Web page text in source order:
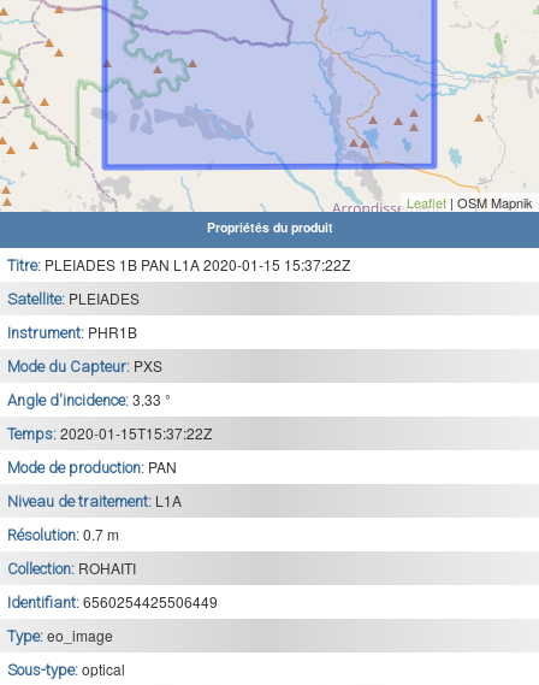
Leaflet | OSM Mapnik
Propriétés du produit
Titre: PLEIADES 1B PAN L1A 2020-01-15 15:37:22Z
Satellite: PLEIADES
Instrument: PHR1B
Mode du Capteur: PXS
Angle d'incidence: 3.33 °
Temps: 2020-01-15T15:37:22Z
Mode de production: PAN
Niveau de traitement: L1A
Résolution: 0.7 m
Collection: ROHAITI
Identifiant: 6560254425506449
Type: eo_image
Sous-type: optical